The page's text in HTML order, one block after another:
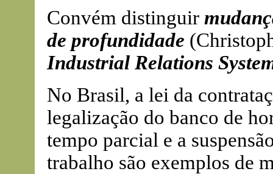
Convém distinguir
de profundidade
Industrial Relations
No Brasil, a lei da
legalização do banco de
tempo parcial e a
trabalho são exemplos de